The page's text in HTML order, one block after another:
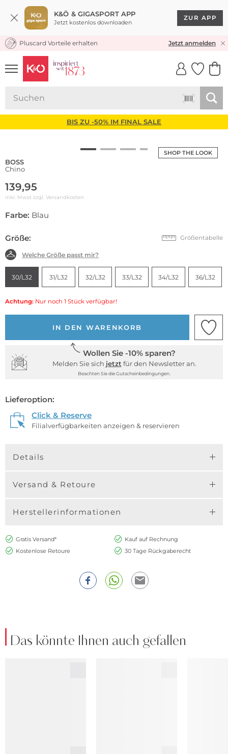
K&Ö & GIGASPORT APP
Jetzt kostenlos downloaden
ZUR APP
KOSTENLOSER VERSAND* & RÜCKVERSAND
Pluscard Vorteile erhalten Jetzt anmelden
UNSERE APP
CLICK &
BIS ZU -50% IM FINAL SALE
SHOP THE LOOK
BOSS
Chino
139,95
inkl. Mwst zzgl. Versandkosten
Farbe: Blau
Größe: Größentabelle
Welche Größe passt mir?
30/L32 31/L32 32/L32 33/L32 34/L32 36/L32
Achtung: Nur noch 1 Stück verfügbar!
IN DEN WARENKORB
Wollen Sie -10% sparen?
Melden Sie sich jetzt für den Newsletter an.
Beachten Sie die Gutscheinbedingungen.
Lieferoption:
Click & Reserve
Filialverfügbarkeiten anzeigen & reservieren
Details
Versand & Retoure
Herstellerinformationen
Gratis Versand*
Kauf auf Rechnung
Kostenlose Retoure
30 Tage Rückgaberecht
Das könnte Ihnen auch gefallen